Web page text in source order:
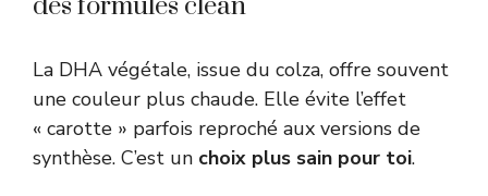
des formules clean
La DHA végétale, issue du colza, offre souvent
une couleur plus chaude. Elle évite l’effet
« carotte » parfois reproché aux versions de
synthèse. C’est un choix plus sain pour toi.